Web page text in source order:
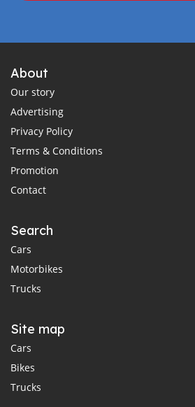
About
Our story
Advertising
Privacy Policy
Terms & Conditions
Promotion
Contact
Search
Cars
Motorbikes
Trucks
Site map
Cars
Bikes
Trucks